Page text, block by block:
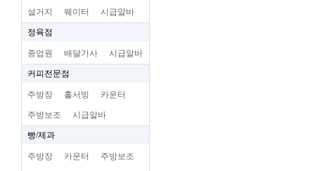
설거지 웨이터 시급알바
정육점
종업원 배달기사 시급알바
커피전문점
주방장 홀서빙 카운터
주방보조 시급알바
빵/제과
주방장 카운터 주방보조